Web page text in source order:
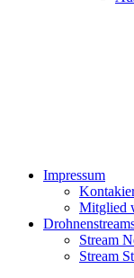
Impressum
Mitglied
Stream
Stream